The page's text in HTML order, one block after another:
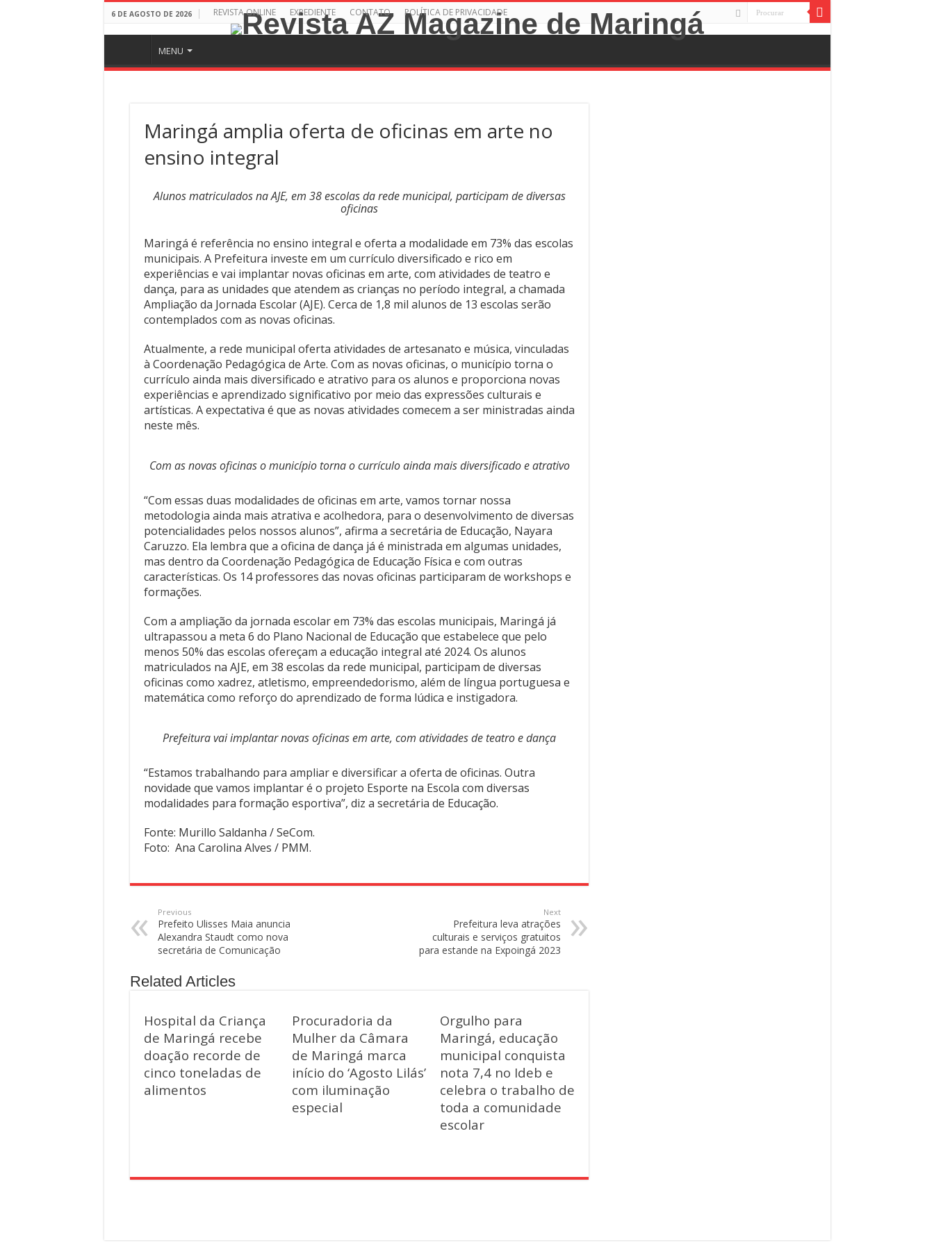
6 DE AGOSTO DE 2026 REVISTA ONLINE EXPEDIENTE CONTATO POLÍTICA DE PRIVACIDADE
MENU
Maringá amplia oferta de oficinas em arte no
ensino integral
Alunos matriculados na AJE, em 38 escolas da rede municipal, participam de diversas
oficinas
Maringá é referência no ensino integral e oferta a modalidade em 73% das escolas
municipais. A Prefeitura investe em um currículo diversificado e rico em
experiências e vai implantar novas oficinas em arte, com atividades de teatro e
dança, para as unidades que atendem as crianças no período integral, a chamada
Ampliação da Jornada Escolar (AJE). Cerca de 1,8 mil alunos de 13 escolas serão
contemplados com as novas oficinas.
Atualmente, a rede municipal oferta atividades de artesanato e música, vinculadas
à Coordenação Pedagógica de Arte. Com as novas oficinas, o município torna o
currículo ainda mais diversificado e atrativo para os alunos e proporciona novas
experiências e aprendizado significativo por meio das expressões culturais e
artísticas. A expectativa é que as novas atividades comecem a ser ministradas ainda
neste mês.
Com as novas oficinas o município torna o currículo ainda mais diversificado e atrativo
“Com essas duas modalidades de oficinas em arte, vamos tornar nossa
metodologia ainda mais atrativa e acolhedora, para o desenvolvimento de diversas
potencialidades pelos nossos alunos”, afirma a secretária de Educação, Nayara
Caruzzo. Ela lembra que a oficina de dança já é ministrada em algumas unidades,
mas dentro da Coordenação Pedagógica de Educação Física e com outras
características. Os 14 professores das novas oficinas participaram de workshops e
formações.
Com a ampliação da jornada escolar em 73% das escolas municipais, Maringá já
ultrapassou a meta 6 do Plano Nacional de Educação que estabelece que pelo
menos 50% das escolas ofereçam a educação integral até 2024. Os alunos
matriculados na AJE, em 38 escolas da rede municipal, participam de diversas
oficinas como xadrez, atletismo, empreendedorismo, além de língua portuguesa e
matemática como reforço do aprendizado de forma lúdica e instigadora.
Prefeitura vai implantar novas oficinas em arte, com atividades de teatro e dança
“Estamos trabalhando para ampliar e diversificar a oferta de oficinas. Outra
novidade que vamos implantar é o projeto Esporte na Escola com diversas
modalidades para formação esportiva”, diz a secretária de Educação.
Fonte: Murillo Saldanha / SeCom.
Foto: Ana Carolina Alves / PMM.
Previous
Prefeito Ulisses Maia anuncia
Alexandra Staudt como nova
secretária de Comunicação
Next
Prefeitura leva atrações
culturais e serviços gratuitos
para estande na Expoingá 2023
Related Articles
Hospital da Criança
de Maringá recebe
doação recorde de
cinco toneladas de
alimentos
Procuradoria da
Mulher da Câmara
de Maringá marca
início do ‘Agosto Lilás’
com iluminação
especial
Orgulho para
Maringá, educação
municipal conquista
nota 7,4 no Ideb e
celebra o trabalho de
toda a comunidade
escolar